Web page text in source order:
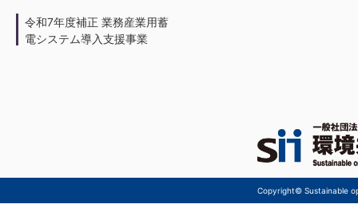
令和7年度補正 業務産業用蓄
電システム導入支援事業
Copyright© Sustainable